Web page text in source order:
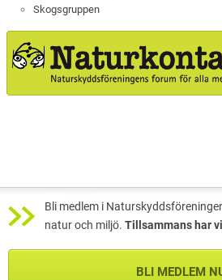
Skogsgruppen
Bli medlem i
natur och miljö. Tillsammans har
BLI MEDLEM